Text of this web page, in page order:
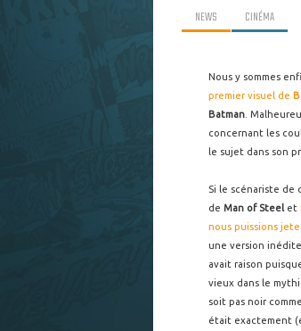
NEWS CINÉMA
Nous y sommes
premier visuel de
Batman .
concernant les
le sujet dans son
Si le scénariste
de Man of Steel et
nous puissions
une version
avait raison
vieux dans le
soit pas noir
était exactement